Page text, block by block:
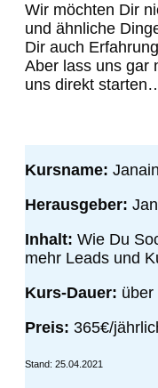
Wir möchten Dir
und ähnliche
Dir auch
Aber lass uns gar
uns direkt
Kursname:
Herausgeber:
Inhalt: Wie Du
mehr Leads und
Kurs-Dauer: über
Preis: 365€/
Stand: 25.04.2021